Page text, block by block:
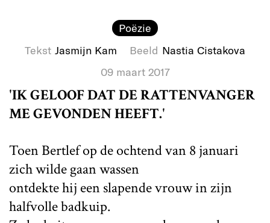
Poëzie
Tekst Jasmijn Kam Beeld Nastia Cistakova
09 maart 2017
'IK GELOOF DAT DE RATTENVANGER
ME GEVONDEN HEEFT.'
Toen Bertlef op de ochtend van 8 januari
zich wilde gaan wassen
ontdekte hij een slapende vrouw in zijn
halfvolle badkuip.